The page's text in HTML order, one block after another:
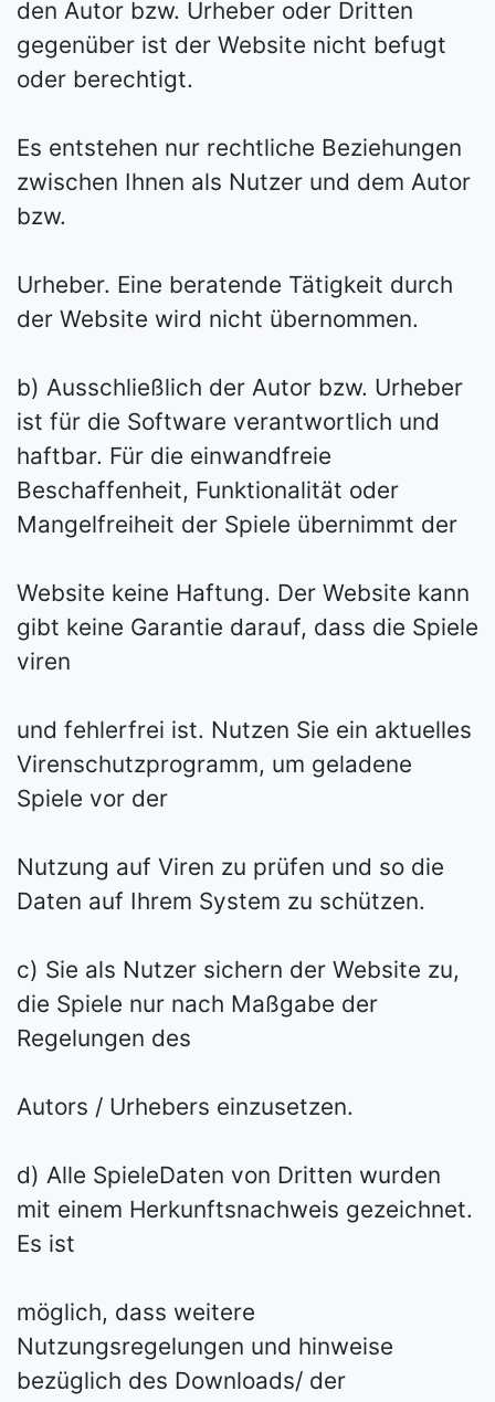
den Autor bzw. Urheber oder Dritten
gegenüber ist der Website nicht befugt
oder berechtigt.
Es entstehen nur rechtliche Beziehungen
zwischen Ihnen als Nutzer und dem Autor
bzw.
Urheber. Eine beratende Tätigkeit durch
der Website wird nicht übernommen.
b) Ausschließlich der Autor bzw. Urheber
ist für die Software verantwortlich und
haftbar. Für die einwandfreie
Beschaffenheit, Funktionalität oder
Mangelfreiheit der Spiele übernimmt der
Website keine Haftung. Der Website kann
gibt keine Garantie darauf, dass die Spiele
viren­
und fehlerfrei ist. Nutzen Sie ein aktuelles
Virenschutzprogramm, um geladene
Spiele vor der
Nutzung auf Viren zu prüfen und so die
Daten auf Ihrem System zu schützen.
c) Sie als Nutzer sichern der Website zu,
die Spiele nur nach Maßgabe der
Regelungen des
Autors / Urhebers einzusetzen.
d) Alle Spiele­Daten von Dritten wurden
mit einem Herkunftsnachweis gezeichnet.
Es ist
möglich, dass weitere
Nutzungsregelungen und ­hinweise
bezüglich des Downloads/ der